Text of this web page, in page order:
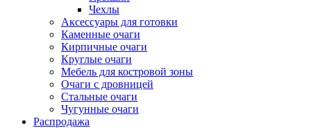
Чехлы
Аксессуары для готовки
Каменные очаги
Кирпичные очаги
Круглые очаги
Мебель для костровой зоны
Очаги с дровницей
Стальные очаги
Чугунные очаги
Распродажа